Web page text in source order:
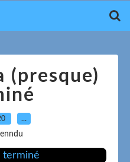
(presque)
…